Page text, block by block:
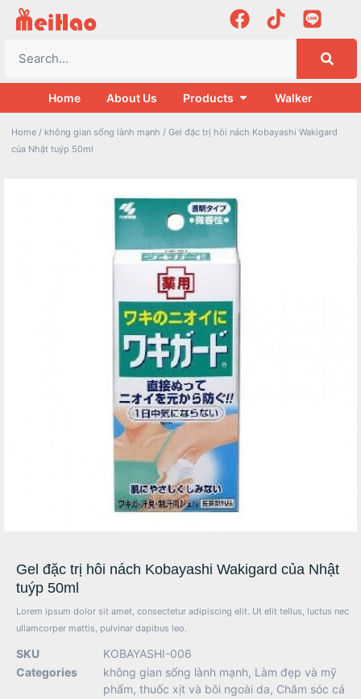
Home About Us Products Walker
Home / không gian sống lành mạnh / Gel đặc trị hôi nách Kobayashi Wakigard
của Nhật tuýp 50ml
Gel đặc trị hôi nách Kobayashi Wakigard của Nhật
tuýp 50ml
Lorem ipsum dolor sit amet, consectetur adipiscing elit. Ut elit tellus, luctus nec
ullamcorper mattis, pulvinar dapibus leo.
SKU
KOBAYASHI-006
Categories
không gian sống lành mạnh, Làm đẹp và mỹ
phẩm, thuốc xịt và bôi ngoài da, Chăm sóc cá